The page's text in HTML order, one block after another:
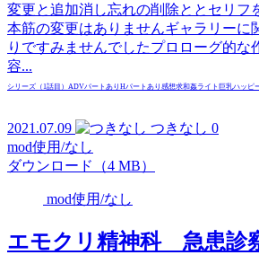
変更と追加消し忘れの削除ととセリフ
本筋の変更はありませんギャラリーに
りですみませんでしたプロローグ的な
容...
シリーズ（1話目） ADVパートあり Hパートあり 感想求和姦ライト 巨乳 ハッピ
2021.07.09 つきなし 0
mod使用/なし
ダウンロード（4 MB）
mod使用/なし
エモクリ精神科 急患診